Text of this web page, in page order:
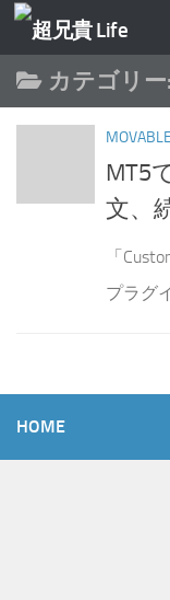
コンテンツへスキ
カテゴリー:
MT5
文、
「
プラグ
HOME